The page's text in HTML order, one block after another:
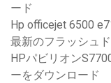
ード
Hp officejet 6500
最新のフラッシュ
HPパビリオン
ーをダウンロード